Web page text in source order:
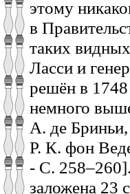
этому
в
таких
Ласси и
решён в 1748
немного
А. де
Р. К. фон
- С.
заложена 23